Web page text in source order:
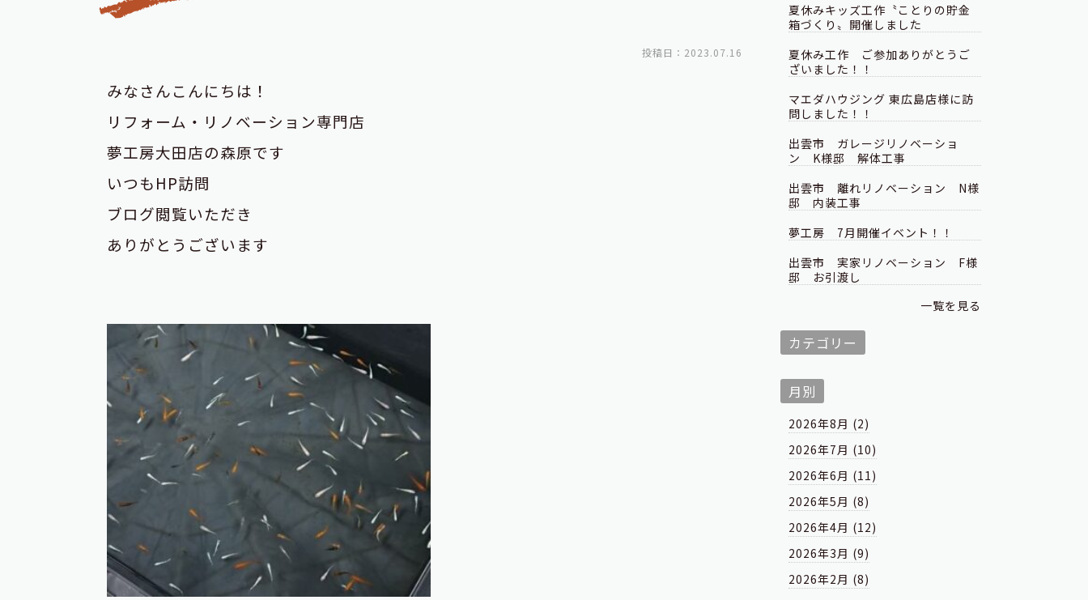
投稿日：2023.07.16
みなさんこんにちは！
リフォーム・リノベーション専門店
夢工房大田店の森原です
いつもHP訪問
ブログ閲覧いただき
ありがとうございます
夏休みキッズ工作〝ことりの貯金
箱づくり〟開催しました
夏休み工作 ご参加ありがとうご
ざいました！！
マエダハウジング 東広島店様に訪
問しました！！
出雲市 ガレージリノベーショ
ン K様邸 解体工事
出雲市 離れリノベーション N様
邸 内装工事
夢工房 7月開催イベント！！
出雲市 実家リノベーション F様
邸 お引渡し
一覧を見る
カテゴリー
月別
2026年8月 (2)
2026年7月 (10)
2026年6月 (11)
2026年5月 (8)
2026年4月 (12)
2026年3月 (9)
2026年2月 (8)